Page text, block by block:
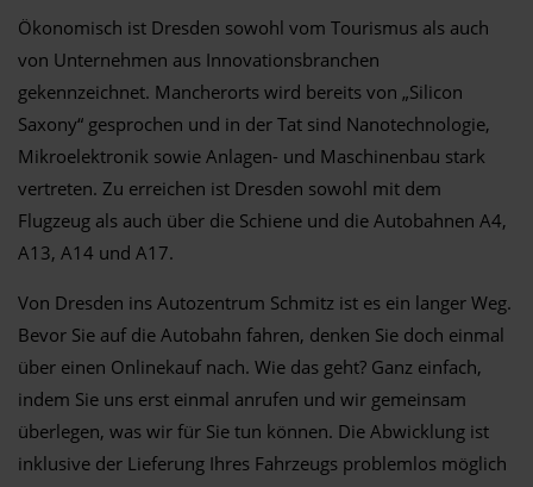
Ökonomisch ist Dresden sowohl vom Tourismus als auch
von Unternehmen aus Innovationsbranchen
gekennzeichnet. Mancherorts wird bereits von „Silicon
Saxony“ gesprochen und in der Tat sind Nanotechnologie,
Mikroelektronik sowie Anlagen- und Maschinenbau stark
vertreten. Zu erreichen ist Dresden sowohl mit dem
Flugzeug als auch über die Schiene und die Autobahnen A4,
A13, A14 und A17.
Von Dresden ins Autozentrum Schmitz ist es ein langer Weg.
Bevor Sie auf die Autobahn fahren, denken Sie doch einmal
über einen Onlinekauf nach. Wie das geht? Ganz einfach,
indem Sie uns erst einmal anrufen und wir gemeinsam
überlegen, was wir für Sie tun können. Die Abwicklung ist
inklusive der Lieferung Ihres Fahrzeugs problemlos möglich